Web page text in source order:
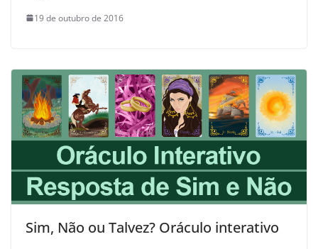
19 de outubro de 2016
Sim, Não ou Talvez? Oráculo interativo